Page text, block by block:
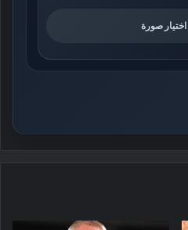
اختيار صورة